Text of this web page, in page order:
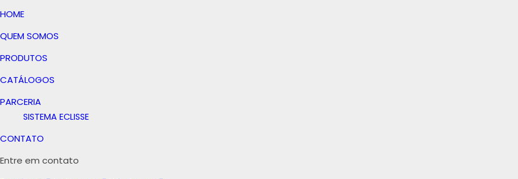
HOME
QUEM SOMOS
PRODUTOS
CATÁLOGOS
PARCERIA
SISTEMA ECLISSE
CONTATO
Entre em contato